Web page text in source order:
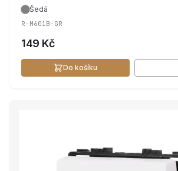
Šedá
R-M601B-GR
149 Kč
Do košíku